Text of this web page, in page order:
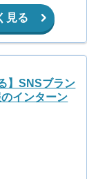
見る
】SNSブラン
インターン